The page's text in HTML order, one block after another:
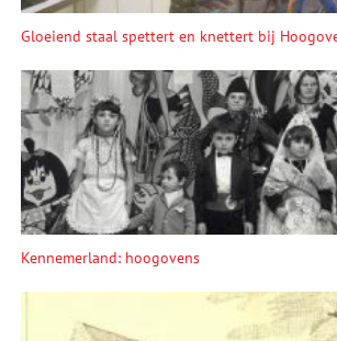
Gloeiend staal spettert en knettert bij
Kennemerland: hoogovens